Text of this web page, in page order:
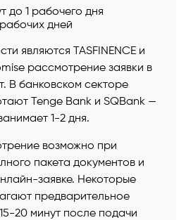
до 1 рабочего дня
дней
являются TASFINENCE и
рассмотрение заявки в
В банковском секторе
Tenge Bank и SQBank —
1-2 дня.
возможно при
пакета документов и
заявке. Некоторые
предварительное
20 минут после подачи